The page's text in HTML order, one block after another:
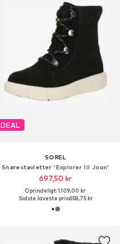
DEAL
SOREL
Snørestøvletter 'Explorer III Joan'
697,50 kr
Oprindeligt: 1.109,00 kr
Sidste laveste pris:658,75 kr